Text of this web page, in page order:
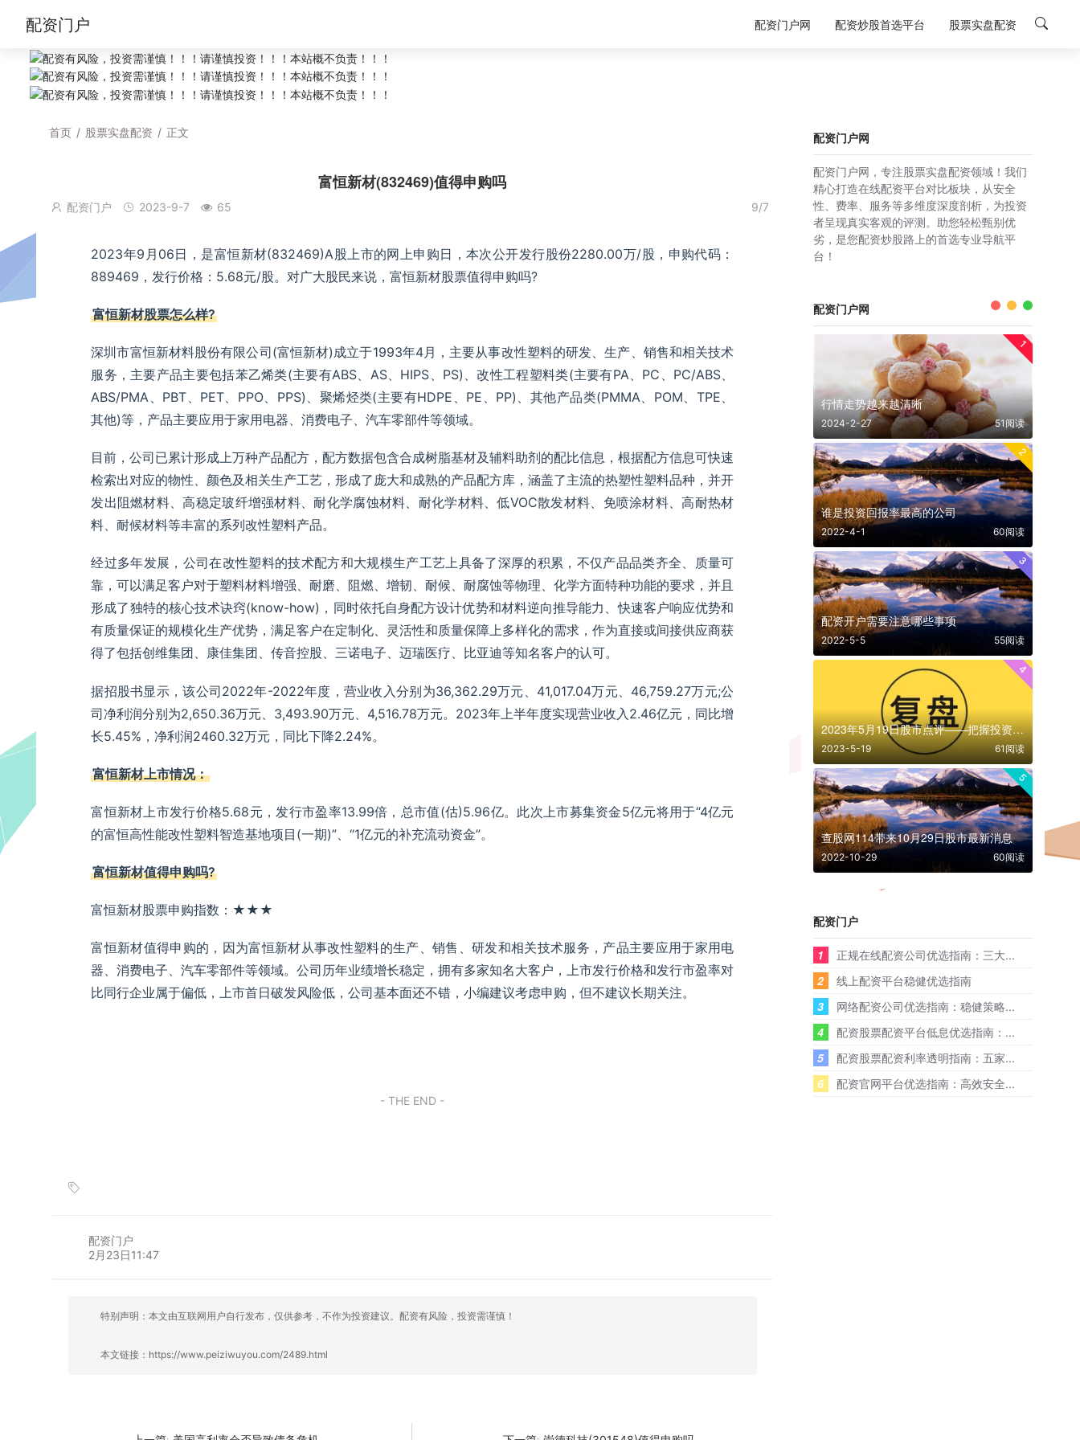
配资门户 配资门户网 配资炒股首选平台 股票实盘配资
首页 / 股票实盘配资 / 正文
富恒新材(832469)值得申购吗
配资门户 2023-9-7 65 9/7
2023年9月06日，是富恒新材(832469)A股上市的网上申购日，本次公开发行股份2280.00万/股，申购代码：
889469，发行价格：5.68元/股。对广大股民来说，富恒新材股票值得申购吗?
富恒新材股票怎么样?
深圳市富恒新材料股份有限公司(富恒新材)成立于1993年4月，主要从事改性塑料的研发、生产、销售和相关技术
服务，主要产品主要包括苯乙烯类(主要有ABS、AS、HIPS、PS)、改性工程塑料类(主要有PA、PC、PC/ABS、
ABS/PMA、PBT、PET、PPO、PPS)、聚烯烃类(主要有HDPE、PE、PP)、其他产品类(PMMA、POM、TPE、
其他)等，产品主要应用于家用电器、消费电子、汽车零部件等领域。
目前，公司已累计形成上万种产品配方，配方数据包含合成树脂基材及辅料助剂的配比信息，根据配方信息可快速
检索出对应的物性、颜色及相关生产工艺，形成了庞大和成熟的产品配方库，涵盖了主流的热塑性塑料品种，并开
发出阻燃材料、高稳定玻纤增强材料、耐化学腐蚀材料、耐化学材料、低VOC散发材料、免喷涂材料、高耐热材
料、耐候材料等丰富的系列改性塑料产品。
经过多年发展，公司在改性塑料的技术配方和大规模生产工艺上具备了深厚的积累，不仅产品品类齐全、质量可
靠，可以满足客户对于塑料材料增强、耐磨、阻燃、增韧、耐候、耐腐蚀等物理、化学方面特种功能的要求，并且
形成了独特的核心技术诀窍(know-how)，同时依托自身配方设计优势和材料逆向推导能力、快速客户响应优势和
有质量保证的规模化生产优势，满足客户在定制化、灵活性和质量保障上多样化的需求，作为直接或间接供应商获
得了包括创维集团、康佳集团、传音控股、三诺电子、迈瑞医疗、比亚迪等知名客户的认可。
据招股书显示，该公司2022年-2022年度，营业收入分别为36,362.29万元、41,017.04万元、46,759.27万元;公
司净利润分别为2,650.36万元、3,493.90万元、4,516.78万元。2023年上半年度实现营业收入2.46亿元，同比增
长5.45%，净利润2460.32万元，同比下降2.24%。
富恒新材上市情况：
富恒新材上市发行价格5.68元，发行市盈率13.99倍，总市值(估)5.96亿。此次上市募集资金5亿元将用于“4亿元
的富恒高性能改性塑料智造基地项目(一期)”、“1亿元的补充流动资金”。
富恒新材值得申购吗?
富恒新材股票申购指数：★★★
富恒新材值得申购的，因为富恒新材从事改性塑料的生产、销售、研发和相关技术服务，产品主要应用于家用电
器、消费电子、汽车零部件等领域。公司历年业绩增长稳定，拥有多家知名大客户，上市发行价格和发行市盈率对
比同行企业属于偏低，上市首日破发风险低，公司基本面还不错，小编建议考虑申购，但不建议长期关注。
- THE END -
配资门户
2月23日11:47
特别声明：本文由互联网用户自行发布，仅供参考，不作为投资建议。配资有风险，投资需谨慎！
本文链接： https://www.peiziwuyou.com/2489.html
配资门户网
配资门户网，专注股票实盘配资领域！我们
精心打造在线配资平台对比板块，从安全
性、费率、服务等多维度深度剖析，为投资
者呈现真实客观的评测。助您轻松甄别优
劣，是您配资炒股路上的首选专业导航平
台！
配资门户网
1
行情走势越来越清晰
2024-2-27 51阅读
2
谁是投资回报率最高的公司
2022-4-1 60阅读
3
配资开户需要注意哪些事项
2022-5-5 55阅读
4
2023年5月19日股市点评——把握投资中的趋势感
2023-5-19 61阅读
5
查股网114带来10月29日股市最新消息
2022-10-29 60阅读
配资门户
1
正规在线配资公司优选指南：三大...
2
线上配资平台稳健优选指南
3
网络配资公司优选指南：稳健策略...
4
配资股票配资平台低息优选指南：...
5
配资股票配资利率透明指南：五家...
6
配资官网平台优选指南：高效安全...